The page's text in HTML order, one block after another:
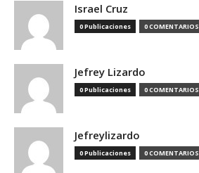
Israel Cruz
0 Publicaciones 0 COMENTARIOS
Jefrey Lizardo
0 Publicaciones 0 COMENTARIOS
Jefreylizardo
0 Publicaciones 0 COMENTARIOS